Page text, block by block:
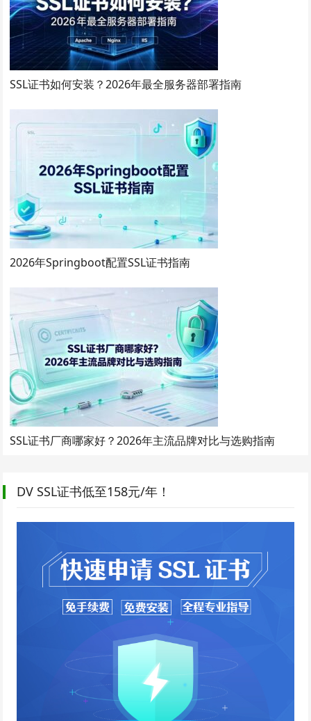
SSL证书如何安装？2026年最全服务器部署指南
2026年Springboot配置SSL证书指南
SSL证书厂商哪家好？2026年主流品牌对比与选购指南
DV SSL证书低至158元/年！